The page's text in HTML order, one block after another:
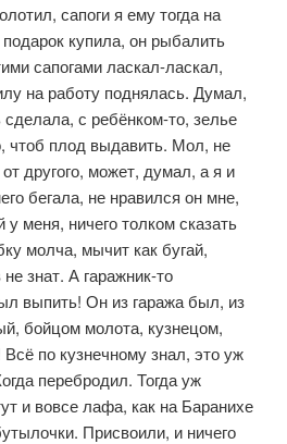
сапоги я ему тогда на
купила, он рыбалить
сапогами ласкал-ласкал,
на работу поднялась. Думал,
с ребёнком-то, зелье
чтоб плод выдавить. Мол, не
другого, может, думал, а я и
бегала, не нравился он мне,
меня, ничего толком сказать
молча, мы­чит как бугай,
знат. А гаражник-то
выпить! Он из гаража был, из
бойцом молота, кузнецом,
по кузнечному знал, это уж
перебродил. Тогда уж
и вовсе лафа, как на Баранихе
Присвои­ли, и ничего